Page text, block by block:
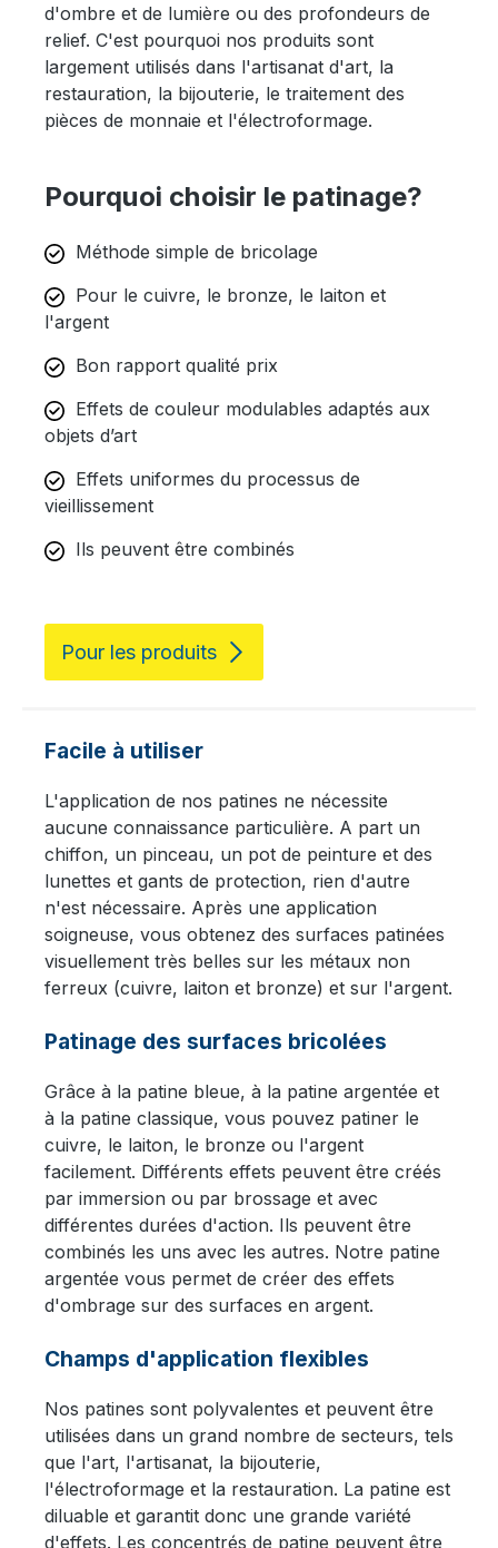
d'ombre et de lumière ou des profondeurs de
relief. C'est pourquoi nos produits sont
largement utilisés dans l'artisanat d'art, la
restauration, la bijouterie, le traitement des
pièces de monnaie et l'électroformage.
Pourquoi choisir le patinage?
Méthode simple de bricolage
Pour le cuivre, le bronze, le laiton et
l'argent
Bon rapport qualité prix
Effets de couleur modulables adaptés aux
objets d’art
Effets uniformes du processus de
vieillissement
Ils peuvent être combinés
Pour les produits
Facile à utiliser
L'application de nos patines ne nécessite
aucune connaissance particulière. A part un
chiffon, un pinceau, un pot de peinture et des
lunettes et gants de protection, rien d'autre
n'est nécessaire. Après une application
soigneuse, vous obtenez des surfaces patinées
visuellement très belles sur les métaux non
ferreux (cuivre, laiton et bronze) et sur l'argent.
Patinage des surfaces bricolées
Grâce à la patine bleue, à la patine argentée et
à la patine classique, vous pouvez patiner le
cuivre, le laiton, le bronze ou l'argent
facilement. Différents effets peuvent être créés
par immersion ou par brossage et avec
différentes durées d'action. Ils peuvent être
combinés les uns avec les autres. Notre patine
argentée vous permet de créer des effets
d'ombrage sur des surfaces en argent.
Champs d'application flexibles
Nos patines sont polyvalentes et peuvent être
utilisées dans un grand nombre de secteurs, tels
que l'art, l'artisanat, la bijouterie,
l'électroformage et la restauration. La patine est
diluable et garantit donc une grande variété
d'effets. Les concentrés de patine peuvent être